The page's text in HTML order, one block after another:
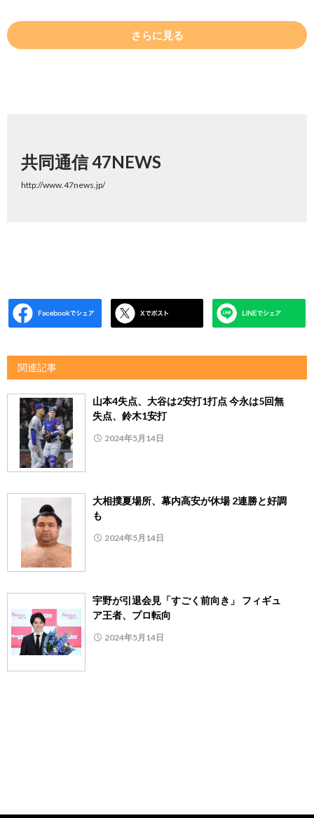
さらに見る
共同通信 47NEWS
http://www.47news.jp/
関連記事
山本4失点、大谷は2安打1打点 今永は5回無
失点、鈴木1安打
2024年5月14日
大相撲夏場所、幕内高安が休場 2連勝と好調
も
2024年5月14日
宇野が引退会見「すごく前向き」 フィギュ
ア王者、プロ転向
2024年5月14日